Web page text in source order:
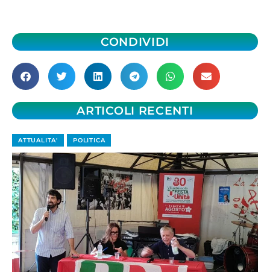
CONDIVIDI
ARTICOLI RECENTI
ATTUALITA' POLITICA